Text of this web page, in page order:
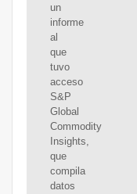
un
informe
al
que
tuvo
acceso
S&P
Global
Commodity
Insights,
que
compila
datos